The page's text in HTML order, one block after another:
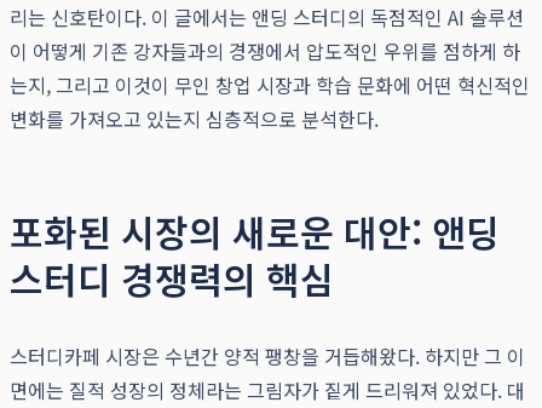
리는 신호탄이다. 이 글에서는 앤딩 스터디의 독점적인 AI 솔루션
이 어떻게 기존 강자들과의 경쟁에서 압도적인 우위를 점하게 하
는지, 그리고 이것이 무인 창업 시장과 학습 문화에 어떤 혁신적인
변화를 가져오고 있는지 심층적으로 분석한다.
포화된 시장의 새로운 대안: 앤딩
스터디 경쟁력의 핵심
스터디카페 시장은 수년간 양적 팽창을 거듭해왔다. 하지만 그 이
면에는 질적 성장의 정체라는 그림자가 짙게 드리워져 있었다. 대